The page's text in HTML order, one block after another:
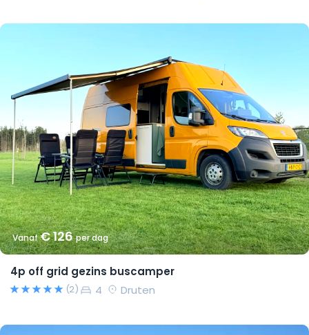
Vanaf€ 126per dag
4p off grid gezins buscamper
(2) 4 Druten